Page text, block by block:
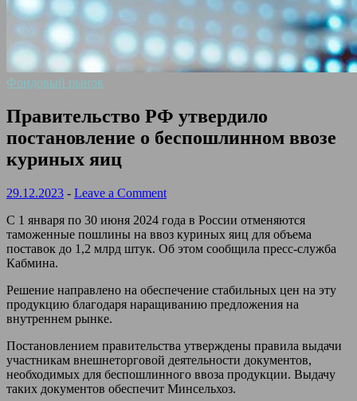
Фондовый рынок
Правительство РФ утвердило
постановление о беспошлинном ввозе
куриных яиц
29.12.2023 - Leave a Comment
С 1 января по 30 июня 2024 года в России отменяются
таможенные пошлины на ввоз куриных яиц для объема
поставок до 1,2 млрд штук. Об этом сообщила пресс-служба
Кабмина.
Решение направлено на обеспечение стабильных цен на эту
продукцию благодаря наращиванию предложения на
внутреннем рынке.
Постановлением правительства утверждены правила выдачи
участникам внешнеторговой деятельности документов,
необходимых для беспошлинного ввоза продукции. Выдачу
таких документов обеспечит Минсельхоз.